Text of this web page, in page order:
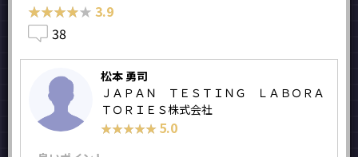
★★★★★
★★★★★ 3.9
38
松本 勇司
ＪＡＰＡＮ ＴＥＳＴＩＮＧ ＬＡＢＯＲＡ
ＴＯＲＩＥＳ株式会社
★★★★★
★★★★★ 5.0